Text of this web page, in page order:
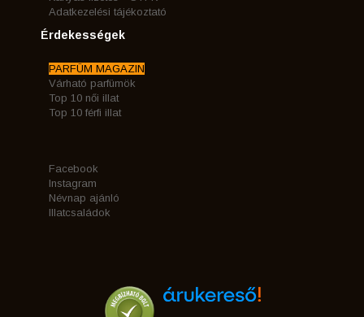
Adatkezelési tájékoztató
Érdekességek
PARFÜM MAGAZIN
Várható parfümök
Top 10 női illat
Top 10 férfi illat
Facebook
Instagram
Névnap ajánló
Illatcsaládok